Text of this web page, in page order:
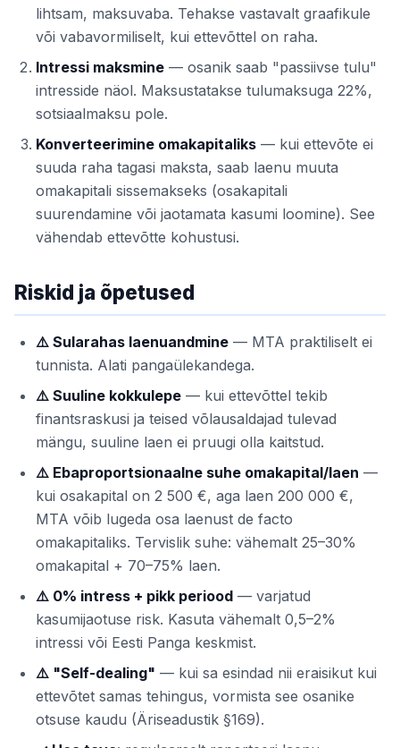
lihtsam, maksuvaba. Tehakse vastavalt graafikule
või vabavormiliselt, kui ettevõttel on raha.
Intressi maksmine — osanik saab "passiivse tulu"
intresside näol. Maksustatakse tulumaksuga 22%,
sotsiaalmaksu pole.
Konverteerimine omakapitaliks — kui ettevõte ei
suuda raha tagasi maksta, saab laenu muuta
omakapitali sissemakseks (osakapitali
suurendamine või jaotamata kasumi loomine). See
vähendab ettevõtte kohustusi.
Riskid ja õpetused
⚠️ Sularahas laenuandmine — MTA praktiliselt ei
tunnista. Alati pangaülekandega.
⚠️ Suuline kokkulepe — kui ettevõttel tekib
finantsraskusi ja teised võlausaldajad tulevad
mängu, suuline laen ei pruugi olla kaitstud.
⚠️ Ebaproportsionaalne suhe omakapital/laen —
kui osakapital on 2 500 €, aga laen 200 000 €,
MTA võib lugeda osa laenust de facto
omakapitaliks. Tervislik suhe: vähemalt 25–30%
omakapital + 70–75% laen.
⚠️ 0% intress + pikk periood — varjatud
kasumijaotuse risk. Kasuta vähemalt 0,5–2%
intressi või Eesti Panga keskmist.
⚠️ "Self-dealing" — kui sa esindad nii eraisikut kui
ettevõtet samas tehingus, vormista see osanike
otsuse kaudu (Äriseadustik §169).